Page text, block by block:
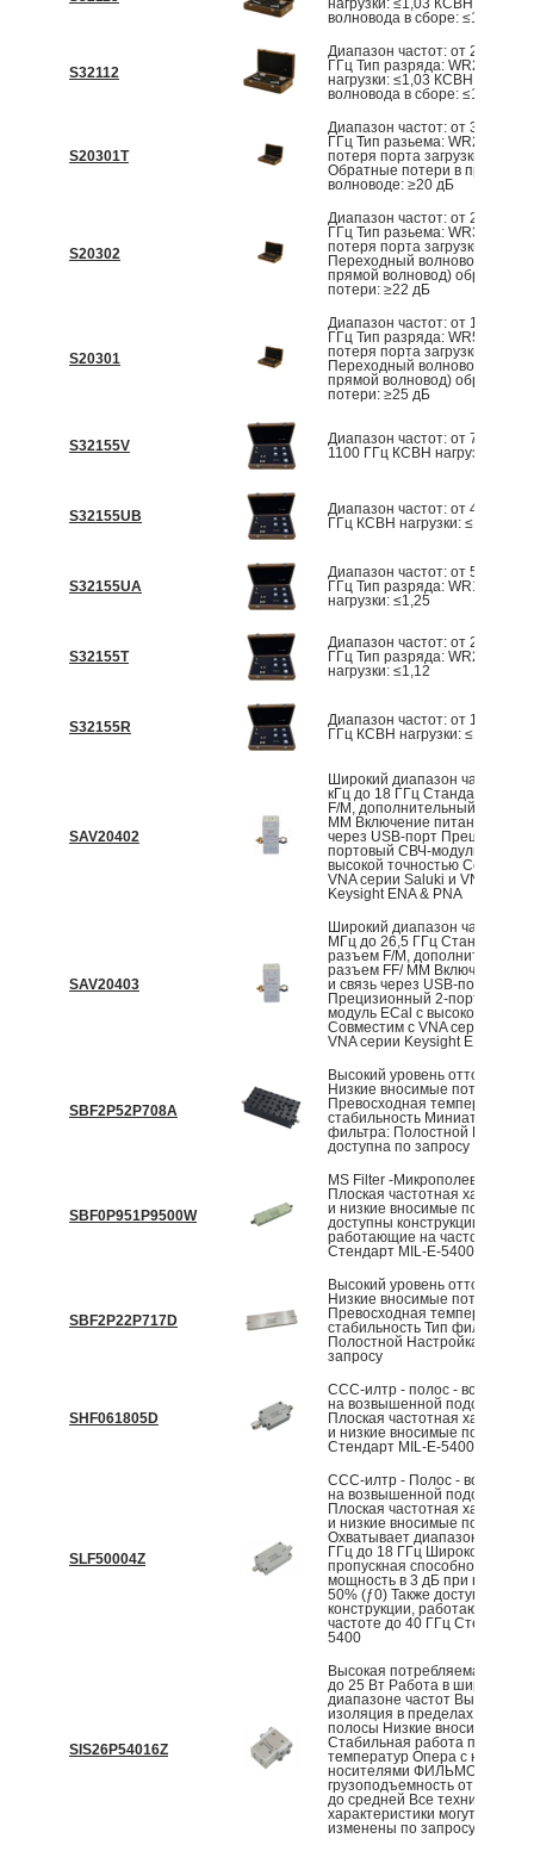
нагрузки: ≤1,03 КСВН
волновода в сборе: ≤1,15
S32112
Диапазон частот: от 2,6 ГГц
ГГц Тип разряда: WR284
нагрузки: ≤1,03 КСВН
волновода в сборе: ≤1,15
S20301T
Диапазон частот: от 325 ГГц
ГГц Тип разьема: WR2
потеря порта загрузки: ≥24 дБ
Обратные потери в прямом
волноводе: ≥20 дБ
S20302
Диапазон частот: от 220 ГГц
ГГц Тип разьема: WR3
потеря порта загрузки: ≥25 дБ
Переходный волновод в
прямой волновод) обратные
потери: ≥22 дБ
S20301
Диапазон частот: от 170 ГГц
ГГц Тип разряда: WR5
потеря порта загрузки: ≥28 дБ
Переходный волновод в
прямой волновод) обратные
потери: ≥25 дБ
S32155V
Диапазон частот: от 750 ГГц
1100 ГГц КСВН нагрузки: ≤1,3
S32155UB
Диапазон частот: от 400 ГГц
ГГц КСВН нагрузки: ≤1,15
S32155UA
Диапазон частот: от 500 ГГц
ГГц Тип разряда: WR1.5 КСВН
нагрузки: ≤1,25
S32155T
Диапазон частот: от 260 ГГц
ГГц Тип разряда: WR2.8 КСВН
нагрузки: ≤1,12
S32155R
Диапазон частот: от 140 ГГц
ГГц КСВН нагрузки: ≤1,085
SAV20402
Широкий диапазон частот от
кГц до 18 ГГц Стандартный
F/M, дополнительный разъем
MM Включение питания и
через USB-порт
портовый СВЧ-модуль ECal с
высокой точностью
VNA серии Saluki и VNA серии
Keysight ENA & PNA
SAV20403
Широкий диапазон частот от
МГц до 26,5 ГГц Стандартный
разъем F/M, дополнительный
разъем FF/ MM Включение
и связь через USB-порт
Прецизионный 2-портовый
модуль ECal с высокой
Совместим с VNA серии
VNA серии Keysight ENA &
SBF2P52P708A
Высокий уровень отторжения
Низкие вносимые потери
Превосходная
стабильность
фильтра: Полостной
доступна по запросу
SBF0P951P9500W
MS Filter -Микрополевый
Плоская частотная
и низкие вносимые потери
доступны конструкции,
работающие на частоте до
Стендарт MIL‐E‐5400
SBF2P22P717D
Высокий уровень отторжения
Низкие вносимые потери
Превосходная
стабильность Тип фильтра:
Полостной Настройка
запросу
SHF061805D
ССС-илтр ‐ полос -
на возвышенной подставке
Плоская частотная
и низкие вносимые потери
Стендарт MIL‐E‐5400
SLF50004Z
ССС-илтр ‐ Полос -
на возвышенной подставке
Плоская частотная
и низкие вносимые потери
Охватывает диапазон частот
ГГц до 18 ГГц
пропускная способность и
мощность в 3 дБ при нагрузке
50% (ƒ0) Также доступны
конструкции, работающие на
частоте до 40 ГГц Стендарт
5400
SIS26P54016Z
Высокая потребляемая
до 25 Вт Работа в широком
диапазоне частот Высокая
изоляция в пределах рабочей
полосы Низкие вносимые
Стабильная работа при
температур Опера с несколь-
носителями ФИЛЬМОВ
грузоподъемность от
до средней Все технические
характеристики могут быть
изменены по запросу